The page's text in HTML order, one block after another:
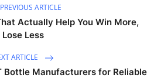
PREVIOUS ARTICLE
Actually Help You Win More,
Lose Less
ARTICLE
Bottle Manufacturers for Reliable